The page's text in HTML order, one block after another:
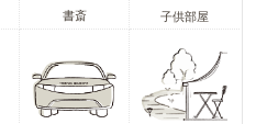
書斎 子供部屋